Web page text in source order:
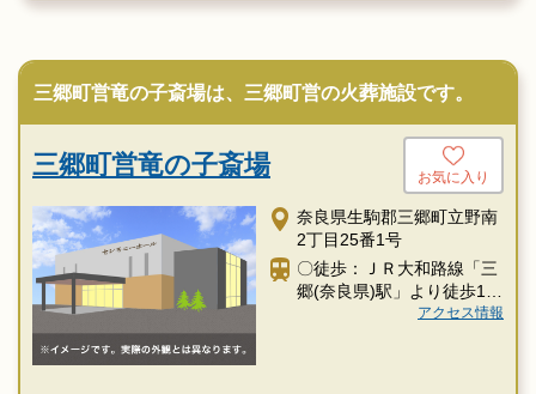
三郷町営竜の子斎場は、三郷町営の火葬施設です。
三郷町営竜の子斎場 お気に入り
奈良県生駒郡三郷町立野南
2丁目25番1号
〇徒歩：ＪＲ大和路線「三
郷(奈良県)駅」より徒歩14
アクセス情報